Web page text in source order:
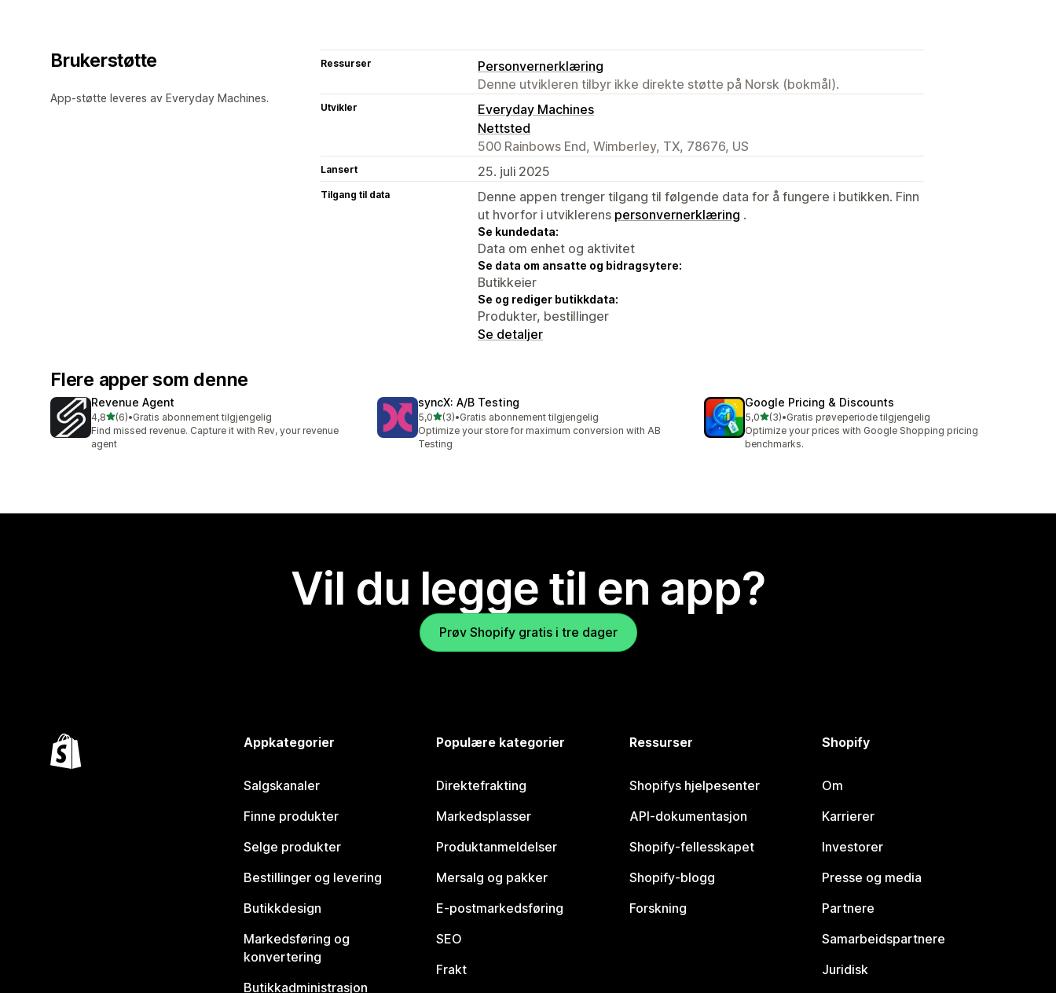
Brukerstøtte
App-støtte leveres av Everyday Machines.
Ressurser
Personvernerklæring
Denne utvikleren tilbyr ikke direkte støtte på Norsk (bokmål).
Utvikler
Everyday Machines
Nettsted
500 Rainbows End, Wimberley, TX, 78676, US
Lansert 25. juli 2025
Tilgang til data
Denne appen trenger tilgang til følgende data for å fungere i butikken. Finn
ut hvorfor i utviklerens personvernerklæring .
Se kundedata:
Data om enhet og aktivitet
Se data om ansatte og bidragsytere:
Butikkeier
Se og rediger butikkdata:
Produkter, bestillinger
Se detaljer
Flere apper som denne
Revenue Agent
4,8av 5 stjerner
(6)
Totalt 6 omtaler
•Gratis abonnement tilgjengelig
Find missed revenue. Capture it with Rev, your revenue
agent
syncX: A/B Testing
5,0av 5 stjerner
(3)
Totalt 3 omtaler
•Gratis abonnement tilgjengelig
Optimize your store for maximum conversion with AB
Testing
Google Pricing & Discounts
5,0av 5 stjerner
(3)
Totalt 3 omtaler
•Gratis prøveperiode tilgjengelig
Optimize your prices with Google Shopping pricing
benchmarks.
Vil du legge til en app?
Prøv Shopify gratis i tre dager
Appkategorier
Salgskanaler
Finne produkter
Selge produkter
Bestillinger og levering
Butikkdesign
Markedsføring og
konvertering
Butikkadministrasjon
Populære kategorier
Direktefrakting
Markedsplasser
Produktanmeldelser
Mersalg og pakker
E-postmarkedsføring
SEO
Frakt
Ressurser
Shopifys hjelpesenter
API-dokumentasjon
Shopify-fellesskapet
Shopify-blogg
Forskning
Shopify
Om
Karrierer
Investorer
Presse og media
Partnere
Samarbeidspartnere
Juridisk